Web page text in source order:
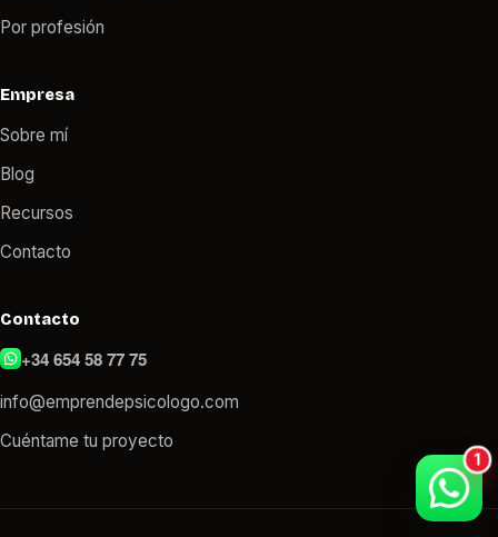
Por profesión
Empresa
Sobre mí
Blog
Recursos
Contacto
Contacto
+34 654 58 77 75
info@emprendepsicologo.com
Cuéntame tu proyecto